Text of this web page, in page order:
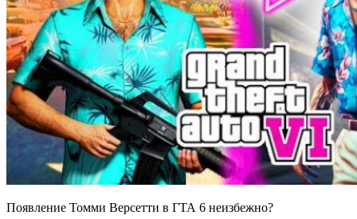
Появление Томми Версетти в ГТА 6 неизбежно?